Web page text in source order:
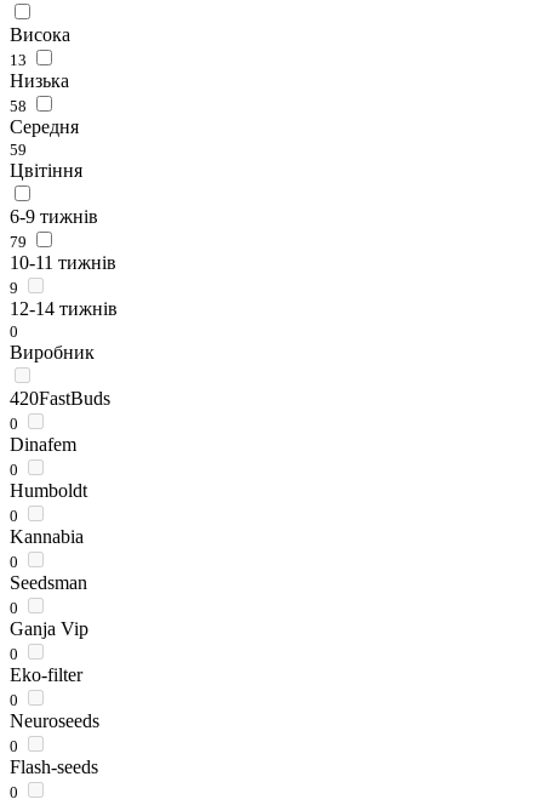
Висока
13
Низька
58
Середня
59
Цвітіння
6-9 тижнів
79
10-11 тижнів
9
12-14 тижнів
0
Виробник
420FastBuds
0
Dinafem
0
Humboldt
0
Kannabia
0
Seedsman
0
Ganja Vip
0
Eko-filter
0
Neuroseeds
0
Flash-seeds
0